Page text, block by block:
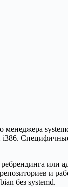
i386.
или
и
без systemd.